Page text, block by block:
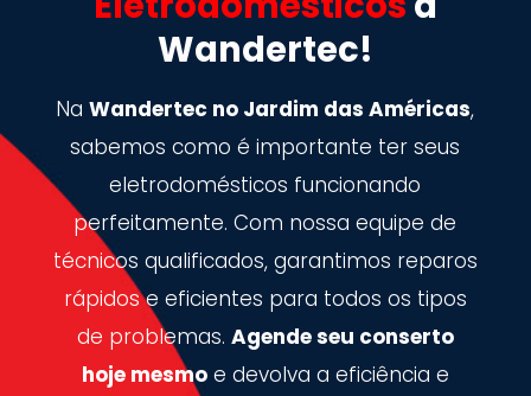
Wandertec!
NaWandertec no Jardim das Américas,
sabemos como é importante ter seus
eletrodomésticos funcionando
perfeitamente. Com nossa equipe de
técnicos qualificados, garantimos reparos
rápidos e eficientes para todos os tipos
de problemas. Agende seu conserto
hoje mesmoe devolva a eficiência e